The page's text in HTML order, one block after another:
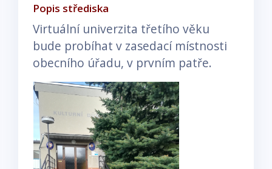
Popis střediska
Virtuální univerzita třetího věku
bude probíhat v zasedací místnosti
obecního úřadu, v prvním patře.